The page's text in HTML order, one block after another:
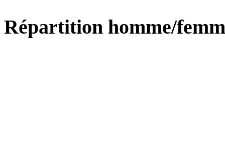
Répartition homme/